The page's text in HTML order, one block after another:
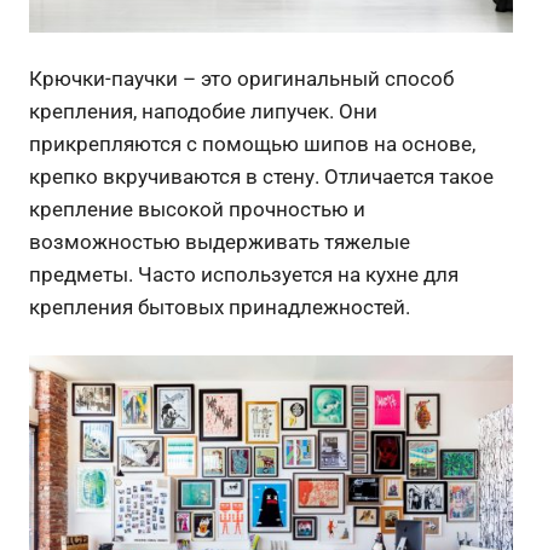
Крючки-паучки – это оригинальный способ
крепления, наподобие липучек. Они
прикрепляются с помощью шипов на основе,
крепко вкручиваются в стену. Отличается такое
крепление высокой прочностью и
возможностью выдерживать тяжелые
предметы. Часто используется на кухне для
крепления бытовых принадлежностей.